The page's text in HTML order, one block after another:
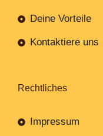
Deine Vorteile
Kontaktiere uns
Rechtliches
Impressum